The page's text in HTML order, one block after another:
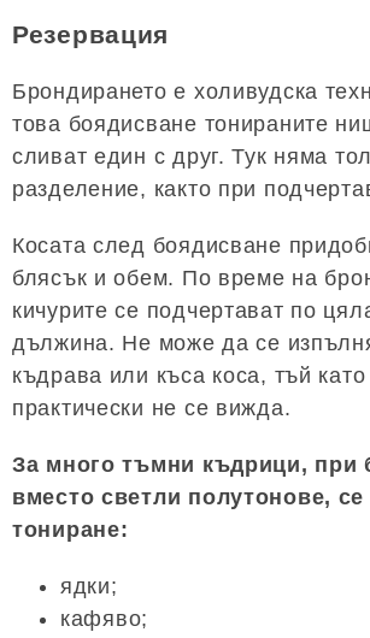
Резервация
Брондирането е холивудска
това боядисване тонираните
сливат един с друг. Тук няма
разделение, както при
Косата след боядисване
блясък и обем. По време на
кичурите се подчертават по
дължина. Не може да се
къдрава или къса коса, тъй
практически не се вижда.
За много тъмни къдрици, при
вместо светли полутонове, се
тониране:
ядки;
кафяво;